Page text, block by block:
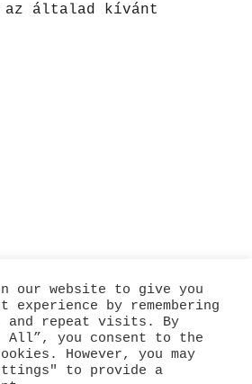
általad kívánt
our website to give you
experience by remembering
and repeat visits. By
All”, you consent to the
However, you may
to provide a